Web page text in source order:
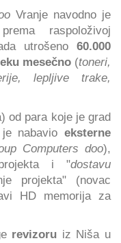
Vranje navodno je
raspoloživoj
utrošeno 60.000
mesečno (toneri,
lepljive trake,
od para koje je grad
nabavio eksterne
Computers doo),
i "dostavu
projekta" (novac
HD memorija za
revizoru iz Niša u